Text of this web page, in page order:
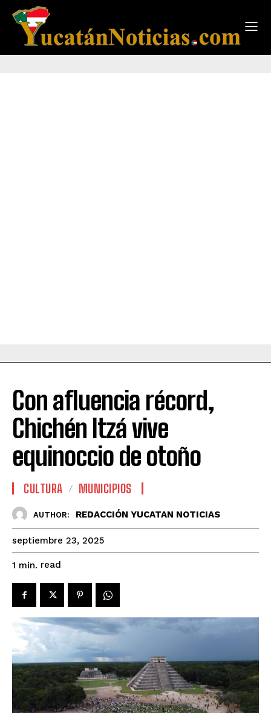
Con afluencia récord,
Chichén Itzá vive
equinoccio de otoño
CULTURA MUNICIPIOS
AUTHOR: REDACCIÓN YUCATAN NOTICIAS
septiembre 23, 2025
1 min. read